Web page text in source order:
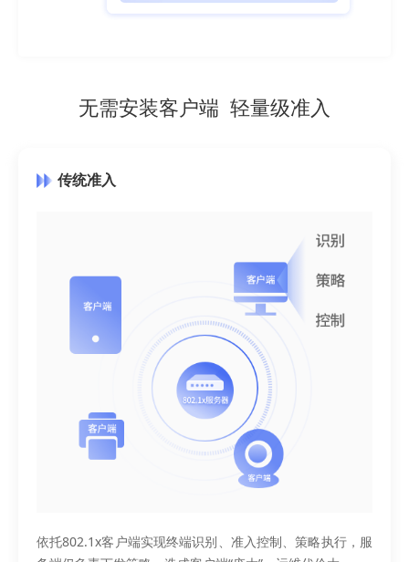
无需安装客户端 轻量级准入
传统准入
依托802.1x客户端实现终端识别、准入控制、策略执行，服